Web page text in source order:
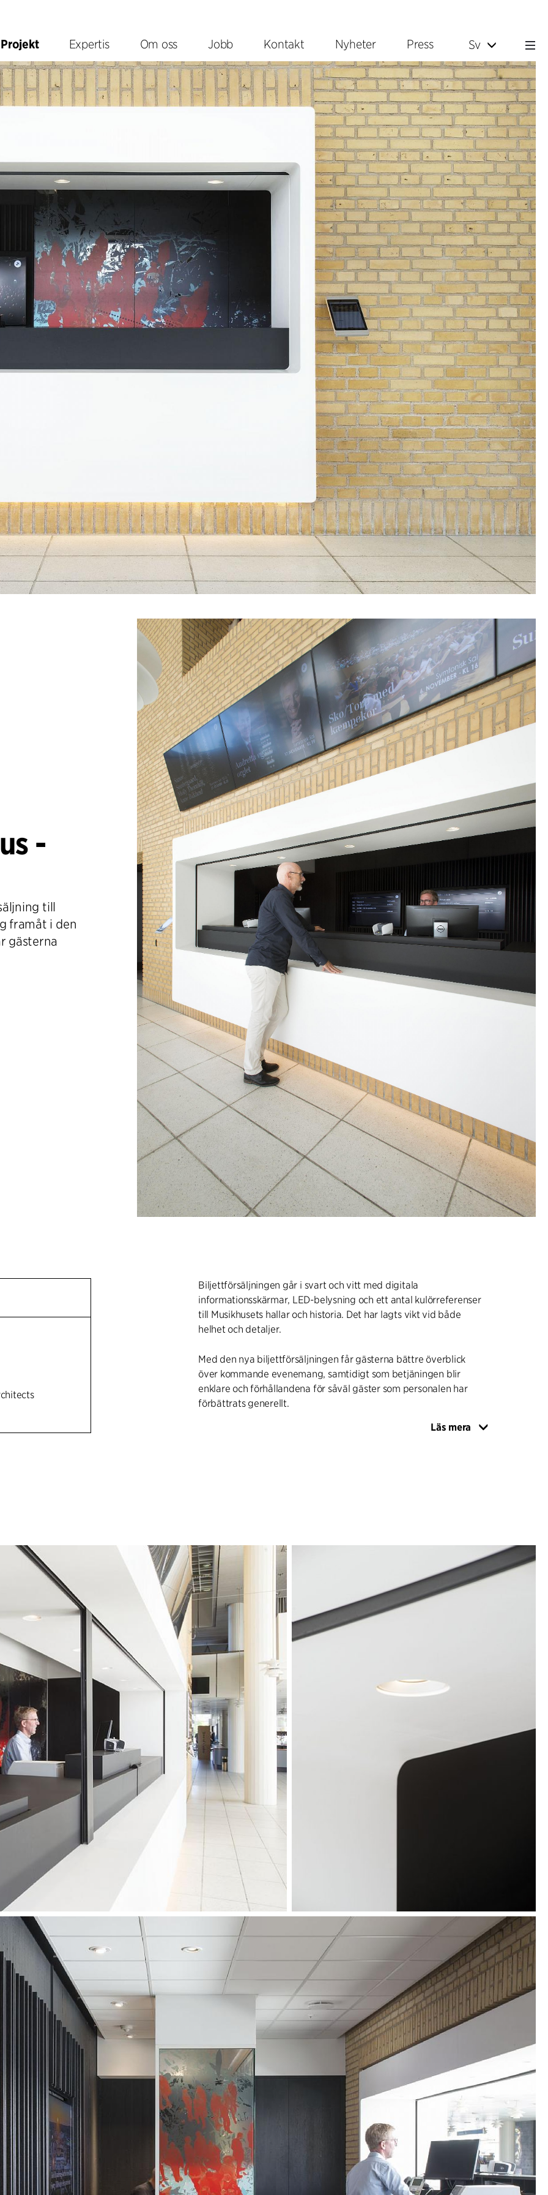
Projekt Expertis Om oss Jobb Kontakt Nyheter Press Sv
-
till
framåt i den
gästerna
Biljettförsäljningen går i svart och vitt med digitala
informationsskärmar, LED-belysning och ett antal kulörreferenser
till Musikhusets hallar och historia. Det har lagts vikt vid både
helhet och detaljer.
Med den nya biljettförsäljningen får gästerna bättre överblick
över kommande evenemang, samtidigt som betjäningen blir
enklare och förhållandena för såväl gäster som personalen har
förbättrats generellt.
Designen anknyter till både det ursprungliga Musikhuset och
Läs mera